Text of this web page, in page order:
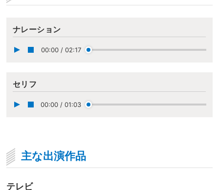
ナレーション
00:00 / 02:17
セリフ
00:00 / 01:03
主な出演作品
テレビ